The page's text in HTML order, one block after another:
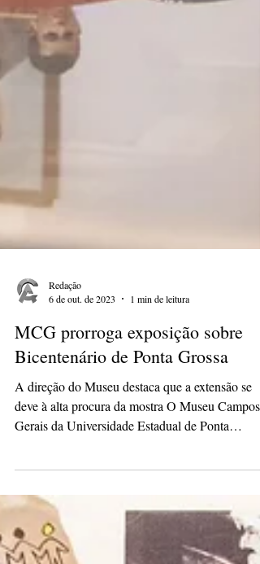
Redação
6 de out. de 2023
1 min de leitura
Bicentenário de Ponta Grossa
A direção do Museu destaca que a extensão se
deve à alta procura da mostra O Museu Campos
Gerais da Universidade Estadual de Ponta
Grossa...